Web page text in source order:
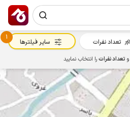
تعداد نفرات
1
سایر فیلترها
و تعداد نفراترا انتخاب نمایید